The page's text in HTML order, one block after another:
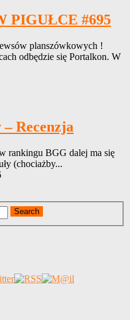
PIGUŁCE #695
planszówkowych !
odbędzie się Portalkon. W
Recenzja
rankingu BGG dalej ma się
(chociażby...